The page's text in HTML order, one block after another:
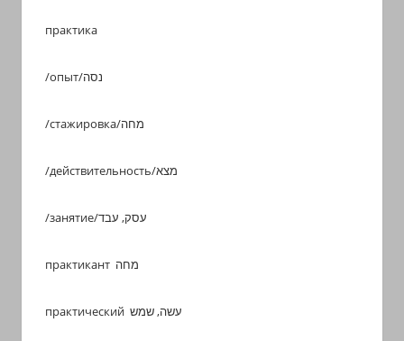
практика
/опыт/נסה
/стажировка/מחה
/действительность/מצא
/занятие/עסק, עבד
практикант מחה
практический עשה, שמש